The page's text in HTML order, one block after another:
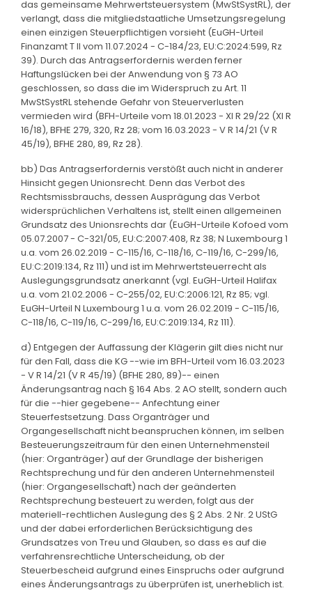
das gemeinsame Mehrwertsteuersystem (MwStSystRL), der
verlangt, dass die mitgliedstaatliche Umsetzungsregelung
einen einzigen Steuerpflichtigen vorsieht (EuGH-Urteil
Finanzamt T II vom 11.07.2024 - C-184/23, EU:C:2024:599, Rz
39). Durch das Antragserfordernis werden ferner
Haftungslücken bei der Anwendung von § 73 AO
geschlossen, so dass die im Widerspruch zu Art. 11
MwStSystRL stehende Gefahr von Steuerverlusten
vermieden wird (BFH-Urteile vom 18.01.2023 - XI R 29/22 (XI R
16/18), BFHE 279, 320, Rz 28; vom 16.03.2023 - V R 14/21 (V R
45/19), BFHE 280, 89, Rz 28).
bb) Das Antragserfordernis verstößt auch nicht in anderer
Hinsicht gegen Unionsrecht. Denn das Verbot des
Rechtsmissbrauchs, dessen Ausprägung das Verbot
widersprüchlichen Verhaltens ist, stellt einen allgemeinen
Grundsatz des Unionsrechts dar (EuGH-Urteile Kofoed vom
05.07.2007 - C-321/05, EU:C:2007:408, Rz 38; N Luxembourg 1
u.a. vom 26.02.2019 - C-115/16, C-118/16, C-119/16, C-299/16,
EU:C:2019:134, Rz 111) und ist im Mehrwertsteuerrecht als
Auslegungsgrundsatz anerkannt (vgl. EuGH-Urteil Halifax
u.a. vom 21.02.2006 - C-255/02, EU:C:2006:121, Rz 85; vgl.
EuGH-Urteil N Luxembourg 1 u.a. vom 26.02.2019 - C-115/16,
C-118/16, C-119/16, C-299/16, EU:C:2019:134, Rz 111).
d) Entgegen der Auffassung der Klägerin gilt dies nicht nur
für den Fall, dass die KG --wie im BFH-Urteil vom 16.03.2023
- V R 14/21 (V R 45/19) (BFHE 280, 89)-- einen
Änderungsantrag nach § 164 Abs. 2 AO stellt, sondern auch
für die --hier gegebene-- Anfechtung einer
Steuerfestsetzung. Dass Organträger und
Organgesellschaft nicht beanspruchen können, im selben
Besteuerungszeitraum für den einen Unternehmensteil
(hier: Organträger) auf der Grundlage der bisherigen
Rechtsprechung und für den anderen Unternehmensteil
(hier: Organgesellschaft) nach der geänderten
Rechtsprechung besteuert zu werden, folgt aus der
materiell-rechtlichen Auslegung des § 2 Abs. 2 Nr. 2 UStG
und der dabei erforderlichen Berücksichtigung des
Grundsatzes von Treu und Glauben, so dass es auf die
verfahrensrechtliche Unterscheidung, ob der
Steuerbescheid aufgrund eines Einspruchs oder aufgrund
eines Änderungsantrags zu überprüfen ist, unerheblich ist.